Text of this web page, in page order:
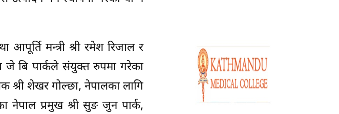
मन्त्री श्री रमेश रिजाल र
जे बि पार्कले संयुक्त रुपमा गरेका
श्री शेखर गोल्छा, नेपालका लागि
नेपाल प्रमुख श्री सुङ जुन पार्क,